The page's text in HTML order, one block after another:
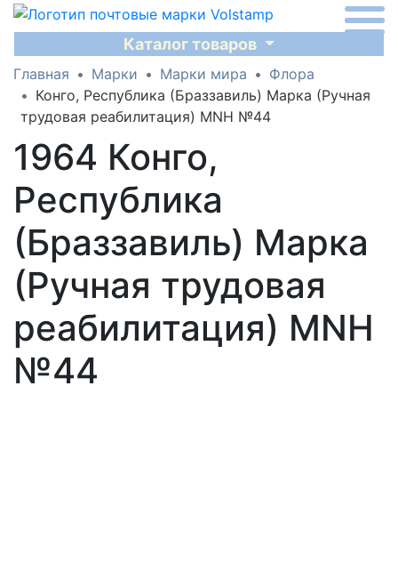
Каталог товаров
Главная Марки Марки мира
Флора
Конго, Республика (Браззавиль) Марка (Ручная
трудовая реабилитация) MNH №44
1964 Конго,
Республика
(Браззавиль) Марка
(Ручная трудовая
реабилитация) MNH
№44